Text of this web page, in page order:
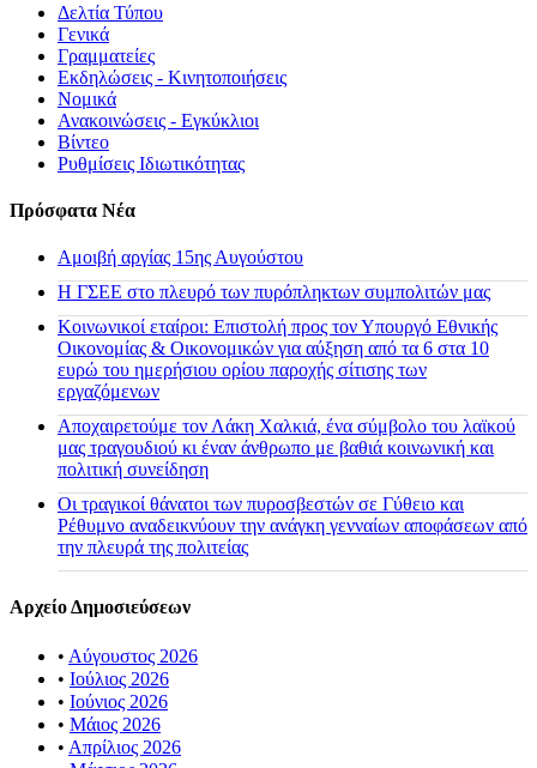
Δελτία Τύπου
Γενικά
Γραμματείες
Εκδηλώσεις - Κινητοποιήσεις
Νομικά
Ανακοινώσεις - Εγκύκλιοι
Βίντεο
Ρυθμίσεις Ιδιωτικότητας
Πρόσφατα Νέα
Αμοιβή αργίας 15ης Αυγούστου
H ΓΣΕΕ στο πλευρό των πυρόπληκτων συμπολιτών μας
Κοινωνικοί εταίροι: Επιστολή προς τον Υπουργό Εθνικής
Οικονομίας & Οικονομικών για αύξηση από τα 6 στα 10
ευρώ του ημερήσιου ορίου παροχής σίτισης των
εργαζόμενων
Αποχαιρετούμε τον Λάκη Χαλκιά, ένα σύμβολο του λαϊκού
μας τραγουδιού κι έναν άνθρωπο με βαθιά κοινωνική και
πολιτική συνείδηση
Οι τραγικοί θάνατοι των πυροσβεστών σε Γύθειο και
Ρέθυμνο αναδεικνύουν την ανάγκη γενναίων αποφάσεων από
την πλευρά της πολιτείας
Αρχείο Δημοσιεύσεων
• Αύγουστος 2026
• Ιούλιος 2026
• Ιούνιος 2026
• Μάιος 2026
• Απρίλιος 2026